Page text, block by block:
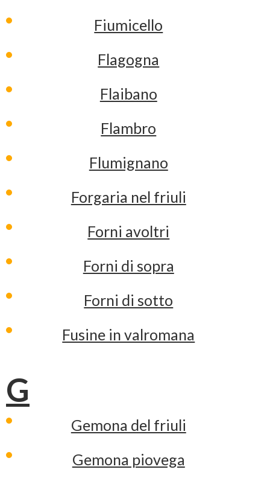
Fiumicello
Flagogna
Flaibano
Flambro
Flumignano
Forgaria nel friuli
Forni avoltri
Forni di sopra
Forni di sotto
Fusine in valromana
G
Gemona del friuli
Gemona piovega